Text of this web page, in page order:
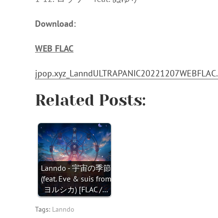
Download:
WEB FLAC
Related Posts:
Lanndo - 宇宙の季節
(feat. Eve & suis from
ヨルシカ) [FLAC /…
Tags: Lanndo